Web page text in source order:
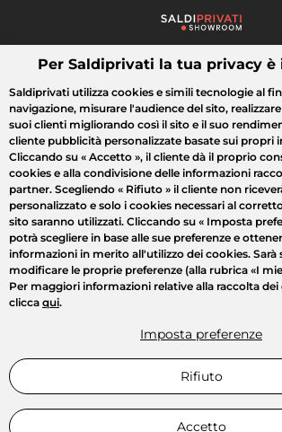
Cosa cerchi?
Tutte le vendite Moda Casa Bellezza
Per Saldiprivati la tua privacy
Saldiprivati utilizza cookies e simili tecnologie al
navigazione, misurare l'audience del sito,
suoi clienti migliorando così il sito e il suo
cliente pubblicità personalizzate basate sui propri
Cliccando su « Accetto », il cliente dà il proprio
cookies e alla condivisione delle informazioni
partner. Scegliendo « Rifiuto » il cliente non
personalizzato e solo i cookies necessari al
sito saranno utilizzati. Cliccando su « Imposta
potrà scegliere in base alle sue preferenze e
informazioni in merito all'utilizzo dei cookies. Sarà
modificare le proprie preferenze (alla rubrica «I
Per maggiori informazioni relative alla raccolta dei
clicca qui.
Imposta preferenze
Rifiuto
Accetto